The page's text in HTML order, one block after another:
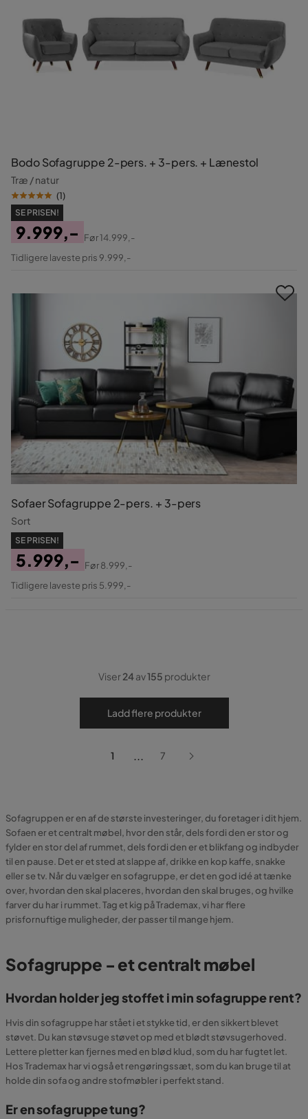
Bodo Sofagruppe 2-pers. + 3-pers. + Lænestol
Træ / natur
(1)
SE PRISEN!
Pris
9.999,-
Original
Før14.999,-
Tidligere laveste pris 9.999,-
Sofaer Sofagruppe 2-pers. + 3-pers
Sort
SE PRISEN!
Pris
5.999,-
Original
Før8.999,-
Tidligere laveste pris 5.999,-
Viser24av155 produkter
Ladd flere produkter
1 ... 7
Sofagruppen er en af de største investeringer, du foretager i dit hjem.
Sofaen er et centralt møbel, hvor den står, dels fordi den er stor og
fylder en stor del af rummet, dels fordi den er et blikfang og indbyder
til en pause. Det er et sted at slappe af, drikke en kop kaffe, snakke
eller se tv. Når du vælger en sofagruppe, er det en god idé at tænke
over, hvordan den skal placeres, hvordan den skal bruges, og hvilke
farver du har i rummet. Tag et kig på Trademax, vi har flere
prisfornuftige muligheder, der passer til mange hjem.
Sofagruppe - et centralt møbel
Hvordan holder jeg stoffet i min sofagruppe rent?
Hvis din sofagruppe har stået i et stykke tid, er den sikkert blevet
støvet. Du kan støvsuge støvet op med et blødt støvsugerhoved.
Lettere pletter kan fjernes med en blød klud, som du har fugtet let.
Hos Trademax har vi også et rengøringssæt, som du kan bruge til at
holde din sofa og andre stofmøbler i perfekt stand.
Er en sofagruppe tung?